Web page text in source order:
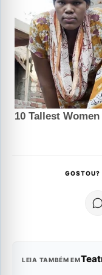
LEIA TAMBÉM EM